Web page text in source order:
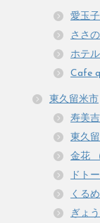
愛玉
ささ
ホテ
Cafe
東久留米市
寿美
東久
金花
ドト
くる
ぎょ